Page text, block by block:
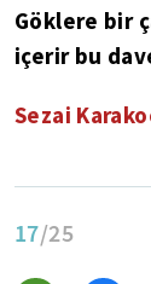
Göklere bir
içerir bu
Sezai
17/25